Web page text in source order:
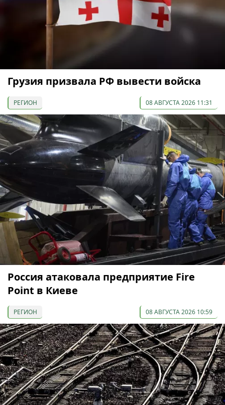
Грузия призвала РФ вывести войска
РЕГИОН 08 АВГУСТА 2026 11:31
Россия атаковала предприятие Fire
Point в Киеве
РЕГИОН 08 АВГУСТА 2026 10:59